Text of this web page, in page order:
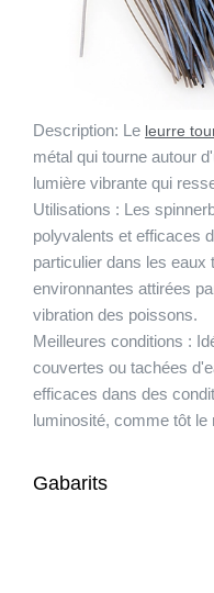
Description: Le leurre
métal qui tourne autour
lumière vibrante qui
Utilisations : Les
polyvalents et efficaces
particulier dans les eaux
environnantes attirées
vibration des poissons.
Meilleures conditions :
couvertes ou tachées
efficaces dans des
luminosité, comme tôt le
Gabarits